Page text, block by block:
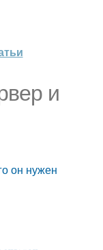
и
он нужен